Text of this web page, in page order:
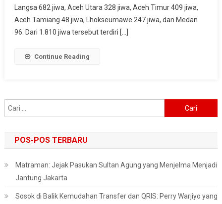
Sudah
Terpenuhii
Langsa 682 jiwa, Aceh Utara 328 jiwa, Aceh Timur 409 jiwa,
Aceh Tamiang 48 jiwa, Lhokseumawe 247 jiwa, dan Medan
96. Dari 1.810 jiwa tersebut terdiri […]
Continue Reading
untuk:
POS-POS TERBARU
Matraman: Jejak Pasukan Sultan Agung yang Menjelma Menjadi
Jantung Jakarta
Sosok di Balik Kemudahan Transfer dan QRIS: Perry Warjiyo yang